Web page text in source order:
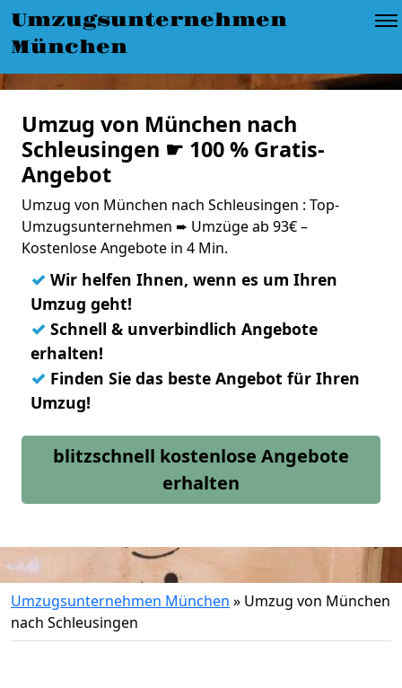
Umzugsunternehmen
München
Umzug von München nach
Schleusingen ☛ 100 % Gratis-
Angebot
Umzug von München nach Schleusingen : Top-
Umzugsunternehmen ➨ Umzüge ab 93€ –
Kostenlose Angebote in 4 Min.
✓ Wir helfen Ihnen, wenn es um Ihren
Umzug geht!
✓ Schnell & unverbindlich Angebote
erhalten!
✓ Finden Sie das beste Angebot für Ihren
Umzug!
blitzschnell kostenlose Angebote
erhalten
Umzugsunternehmen München » Umzug von München
nach Schleusingen